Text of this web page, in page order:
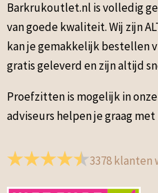
Barkrukoutlet.nl is volledig
van goede kwaliteit. Wij zijn
kan je gemakkelijk bestellen
gratis geleverd en zijn altijd
Proefzitten is mogelijk in onze
adviseurs helpen je graag
3378klanten